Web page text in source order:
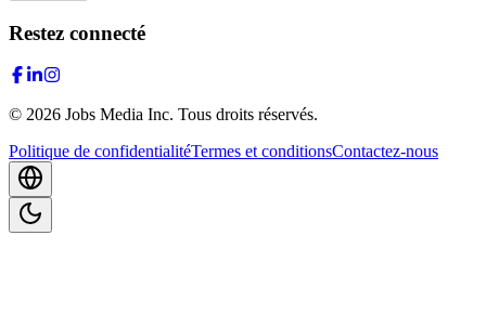
Restez connecté
© 2026 Jobs Media Inc. Tous droits réservés.
Politique de confidentialitéTermes et conditionsContactez-nous